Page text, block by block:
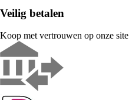
Veilig betalen
Koop met vertrouwen op onze site